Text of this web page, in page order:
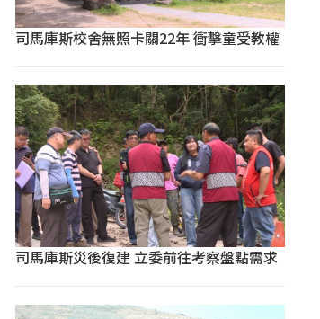
司馬庫斯校舍無照卡關22年 衝擊童受教權
司馬庫斯災後復建 立委前往考察盤點需求